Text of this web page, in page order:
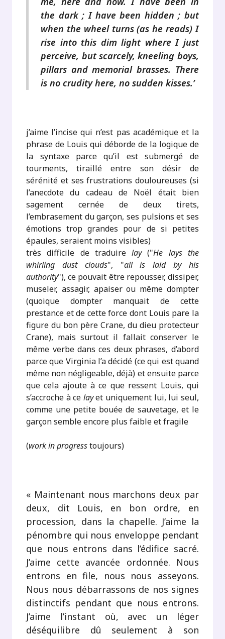
the dark ; I have been hidden ; but
when the wheel turns (as he reads) I
rise into this dim light where I just
perceive, but scarcely, kneeling boys,
pillars and memorial brasses. There
is no crudity here, no sudden kisses.’
j’aime l’incise qui n’est pas académique et la
phrase de Louis qui déborde de la logique de
la syntaxe parce qu’il est submergé de
tourments, tiraillé entre son désir de
sérénité et ses frustrations douloureuses (si
l’anecdote du cadeau de Noël était bien
sagement cernée de deux tirets,
l’embrasement du garçon, ses pulsions et ses
émotions trop grandes pour de si petites
épaules, seraient moins visibles)
très difficile de traduirelay("He lays the
whirling dust clouds", "all is laid by his
authority"), ce pouvait être repousser, dissiper,
museler, assagir, apaiser ou même dompter
(quoique dompter manquait de cette
prestance et de cette force dont Louis pare la
figure du bon père Crane, du dieu protecteur
Crane), mais surtout il fallait conserver le
même verbe dans ces deux phrases, d’abord
parce que Virginia l’a décidé (ce qui est quand
même non négligeable, déjà) et ensuite parce
que cela ajoute à ce que ressent Louis, qui
s’accroche à ce layet uniquement lui, lui seul,
comme une petite bouée de sauvetage, et le
garçon semble encore plus faible et fragile
(work in progresstoujours)
« Maintenant nous marchons deux par
deux, dit Louis, en bon ordre, en
procession, dans la chapelle. J’aime la
pénombre qui nous enveloppe pendant
que nous entrons dans l’édifice sacré.
J’aime cette avancée ordonnée. Nous
entrons en file, nous nous asseyons.
Nous nous débarrassons de nos signes
distinctifs pendant que nous entrons.
J’aime l’instant où, avec un léger
déséquilibre dû seulement à son